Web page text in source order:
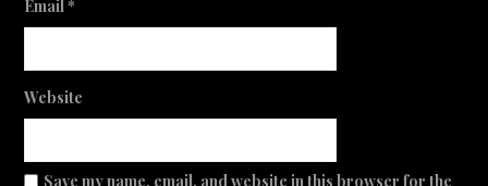
Email*
Website
Save my name, email, and website in this browser for the